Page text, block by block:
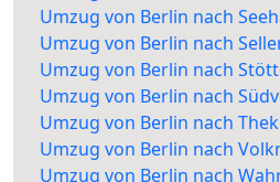
Umzug von Berlin nach
Umzug von Berlin nach
Umzug von Berlin nach
Umzug von Berlin nach
Umzug von Berlin nach
Umzug von Berlin nach
Umzug von Berlin nach